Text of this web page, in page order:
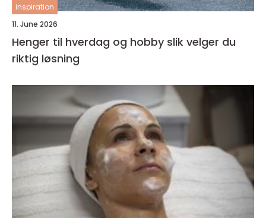
inspiration
11. June 2026
Henger til hverdag og hobby slik velger du
riktig løsning